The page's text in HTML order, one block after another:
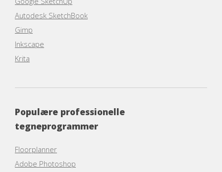
Autodesk SketchBook
Gimp
Inkscape
Krita
Populære professionelle
tegneprogrammer
Floorplanner
Adobe Photoshop